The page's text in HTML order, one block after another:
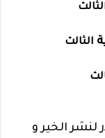
الثالث
الخير و